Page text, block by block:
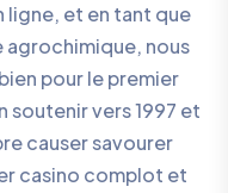
ligne, et en tant que
agrochimique, nous
pour le premier
soutenir vers 1997 et
causer savourer
casino complot et